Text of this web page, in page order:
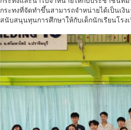
กระทงที่จัดทำขึ้นสามารถจำหน่ายได้เป็นเ
สนับสนุนทุนการศึกษาให้กับเด็กนักเรียนโรง